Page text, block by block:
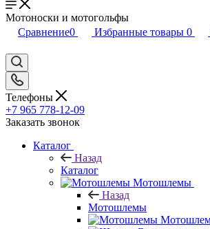
Мотоноски и мотогольфы
Сравнение0 Избранные товары 0
Телефоны
+7 965 778-12-09
Заказать звонок
Каталог
Назад
Каталог
Мотошлемы
Назад
Мотошлемы